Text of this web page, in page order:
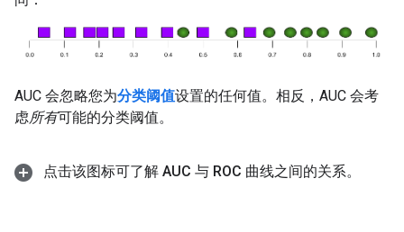
AUC 会忽略您为分类阈值设置的任何值。相反，AUC 会考
虑所有可能的分类阈值。
点击该图标可了解 AUC 与 ROC 曲线之间的关系。